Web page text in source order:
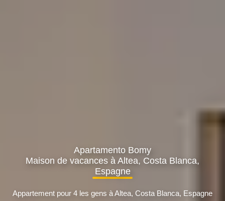
Apartamento Bomy
Maison de vacances à Altea, Costa Blanca,
Espagne
Appartement pour 4 les gens à Altea, Costa Blanca, Espagne